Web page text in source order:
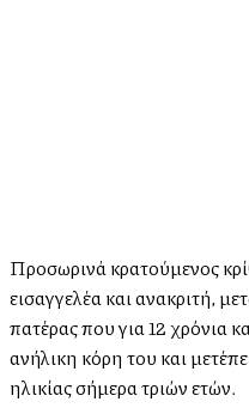
Προσωρινά κρατούμενος
εισαγγελέα και ανακριτή,
πατέρας που για 12 χρόνια
ανήλικη κόρη του και
ηλικίας σήμερα τριών ετών.